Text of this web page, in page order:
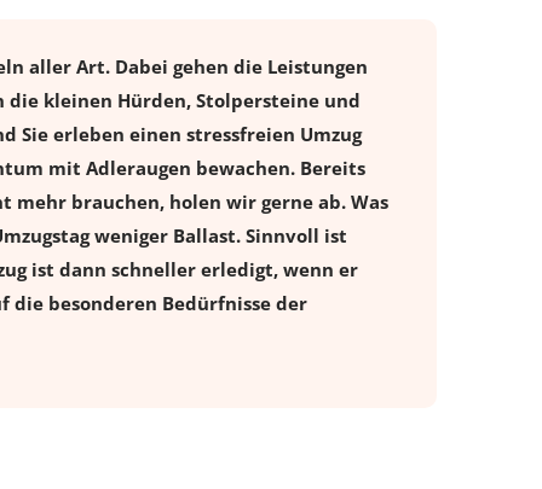
aller Art. Dabei gehen die Leistungen
kleinen Hürden, Stolpersteine und
Sie erleben einen stressfreien Umzug
mit Adleraugen bewachen. Bereits
mehr brauchen, holen wir gerne ab. Was
weniger Ballast. Sinnvoll ist
ist dann schneller erledigt, wenn er
die besonderen Bedürfnisse der